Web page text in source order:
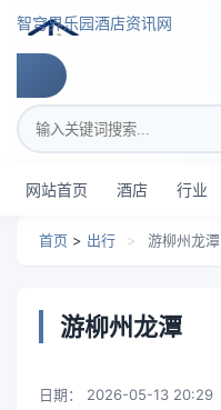
智穹界乐园酒店资讯网
搜索关键词
网站首页 酒店 行业
首页 > 出行 > 游柳州龙潭
游柳州龙潭
日期： 2026-05-13 20:29